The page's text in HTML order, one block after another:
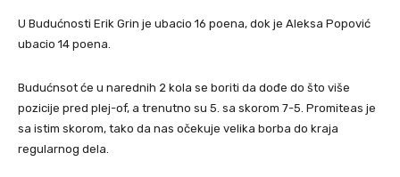
U Budućnosti Erik Grin je ubacio 16 poena, dok je Aleksa Popović
ubacio 14 poena.
Budućnsot će u narednih 2 kola se boriti da dođe do što više
pozicije pred plej-of, a trenutno su 5. sa skorom 7-5. Promiteas je
sa istim skorom, tako da nas očekuje velika borba do kraja
regularnog dela.